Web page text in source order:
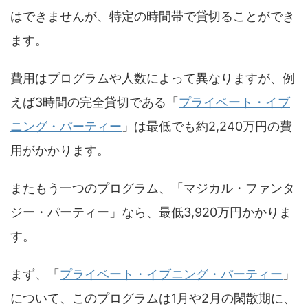
はできませんが、特定の時間帯で貸切ることができ
ます。
費用はプログラムや人数によって異なりますが、例
えば3時間の完全貸切である「 プライベート・イブ
ニング・パーティー 」は最低でも約2,240万円の費
用がかかります。
またもう一つのプログラム、「マジカル・ファンタ
ジー・パーティー」なら、最低3,920万円かかりま
す。
まず、「 プライベート・イブニング・パーティー 」
について、このプログラムは1月や2月の閑散期に、